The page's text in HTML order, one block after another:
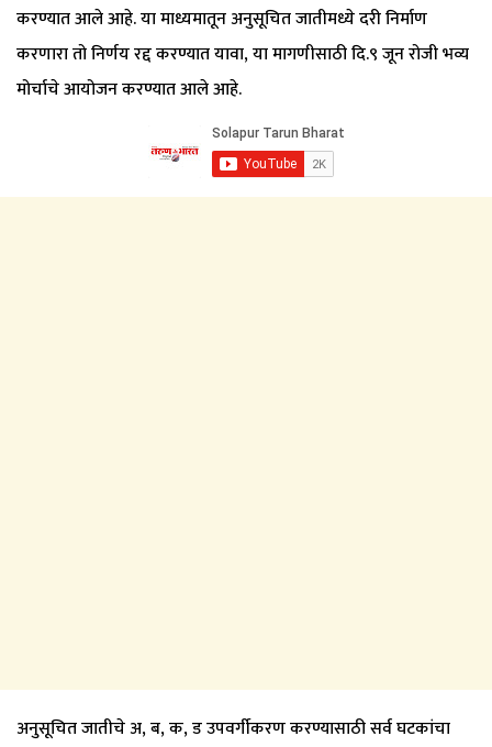
करण्यात आले आहे. या माध्यमातून अनुसूचित जातीमध्ये दरी निर्माण
करणारा तो निर्णय रद्द करण्यात यावा, या मागणीसाठी दि.९ जून रोजी भव्य
मोर्चाचे आयोजन करण्यात आले आहे.
अनुसूचित जातीचे अ, ब, क, ड उपवर्गीकरण करण्यासाठी सर्व घटकांचा